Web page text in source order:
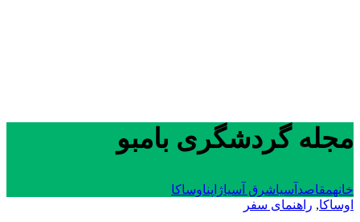
مجله گردشگری بامبو
خانهمقاصد آسیاشرق آسیاژاپناوساکا
اوساکا, راهنمای سفر